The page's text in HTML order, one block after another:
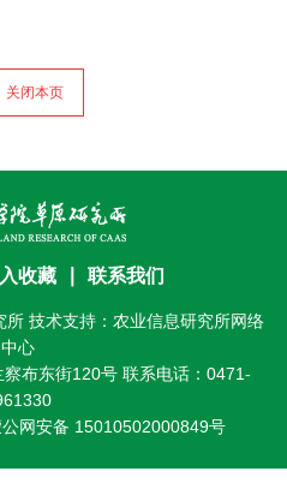
养
建
关闭本页
收藏 联系我们
技术支持：农业信息研究所网络
中心
布东街120号 联系电话：0471-
网安备 15010502000849号